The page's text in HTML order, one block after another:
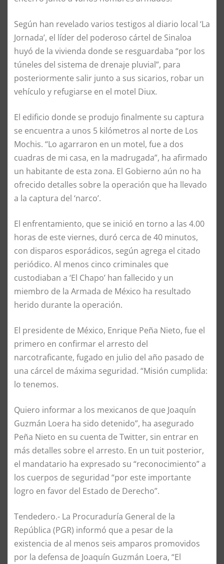
Según han revelado varios testigos al diario local ‘La
Jornada’, el líder del poderoso cártel de Sinaloa
huyó de la vivienda donde se resguardaba “por los
túneles del sistema de drenaje pluvial”, para
posteriormente salir junto a sus sicarios, robar un
vehículo y refugiarse en el motel Diux.
El edificio donde se produjo finalmente su captura
se encuentra a unos 5 kilómetros al norte de Los
Mochis. “Lo agarraron en un motel, fue a dos
cuadras de mi casa, en la madrugada”, ha afirmado
un habitante de esta zona. El Gobierno aún no ha
ofrecido detalles sobre la operación que ha llevado
a la captura del ‘narco’.
El enfrentamiento, que se inició en torno a las 4.00
horas de este viernes, duró cerca de 40 minutos,
con disparos esporádicos, según agrega el citado
periódico. Al menos cinco criminales que
custodiaban a ‘El Chapo’ han fallecido y un
miembro de la Armada de México ha resultado
herido durante la operación.
El presidente de México, Enrique Peña Nieto, fue el
primero en confirmar el arresto del
narcotraficante, fugado en julio del año pasado de
una cárcel de máxima seguridad. “Misión cumplida:
lo tenemos.
Quiero informar a los mexicanos de que Joaquín
Guzmán Loera ha sido detenido”, ha asegurado
Peña Nieto en su cuenta de Twitter, sin entrar en
más detalles sobre el arresto. En un tuit posterior,
el mandatario ha expresado su “reconocimiento” a
los cuerpos de seguridad “por este importante
logro en favor del Estado de Derecho”.
Tendedero.- La Procuraduría General de la
República (PGR) informó que a pesar de la
existencia de al menos seis amparos promovidos
por la defensa de Joaquín Guzmán Loera, “El